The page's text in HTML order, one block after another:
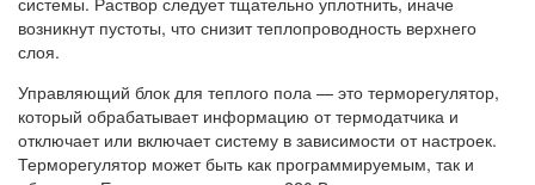
возникнут пустоты, что снизит теплопроводность верхнего
слоя.
Управляющий блок для теплого пола — это терморегулятор,
который обрабатывает информацию от термодатчика и
отключает или включает систему в зависимости от настроек.
Терморегулятор может быть как программируемым, так и